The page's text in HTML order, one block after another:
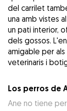
del carrilet
una amb vistes
un pati interior,
dels gossos.
amigable per als
veterinaris i
Los perros de
Ane no tiene